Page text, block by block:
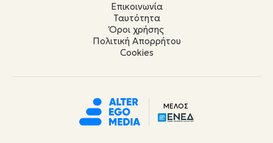
Επικοινωνία
Ταυτότητα
Όροι χρήσης
Πολιτική Απορρήτου
Cookies
ΜΕΛΟΣ